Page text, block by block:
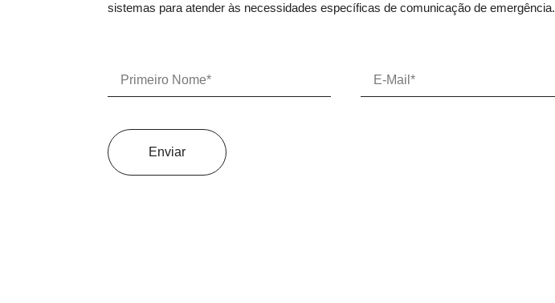
sistemas para atender às necessidades específicas de comunicação de emergência.
Enviar